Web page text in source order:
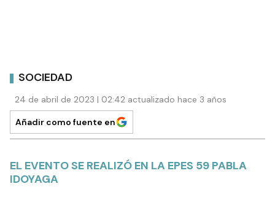
SOCIEDAD
24 de abril de 2023 | 02:42 actualizado hace 3 años
Añadir como fuente en
EL EVENTO SE REALIZÓ EN LA EPES 59 PABLA
IDOYAGA